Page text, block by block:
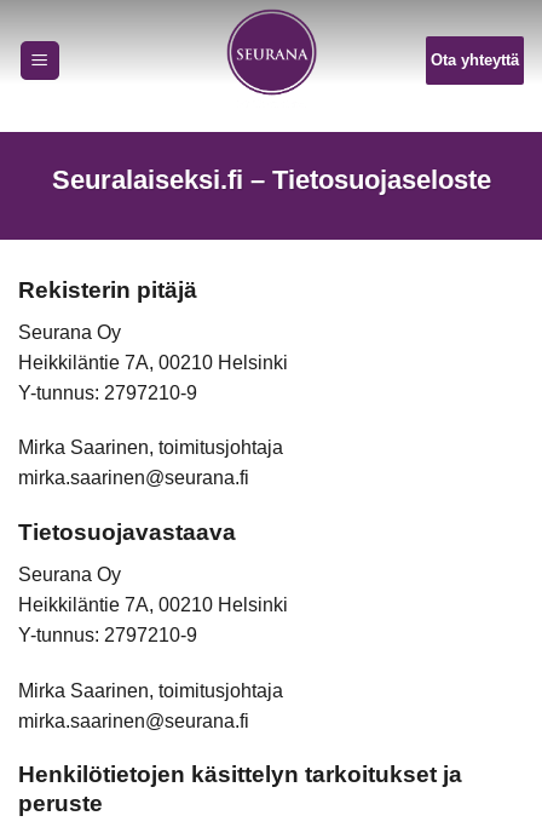
content
Ota yhteyttä
Seuralaiseksi.fi – Tietosuojaseloste
Rekisterin pitäjä
Seurana Oy
Heikkiläntie 7A, 00210 Helsinki
Y-tunnus: 2797210-9
Mirka Saarinen, toimitusjohtaja
mirka.saarinen@seurana.fi
Tietosuojavastaava
Seurana Oy
Heikkiläntie 7A, 00210 Helsinki
Y-tunnus: 2797210-9
Mirka Saarinen, toimitusjohtaja
mirka.saarinen@seurana.fi
Henkilötietojen käsittelyn tarkoitukset ja
peruste